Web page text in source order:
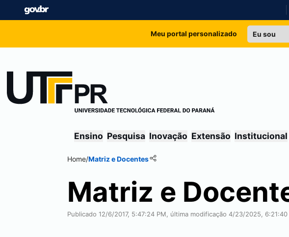
Meu portal personalizado
Ensino Pesquisa Inovação Extensão Institucional
Home/Matriz e Docentes
Matriz e
Publicado 12/6/2017, 5:47:24 PM, última modificação 4/23/2025, 6:21:40